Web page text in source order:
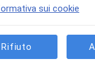
sui cookie
Rifiuto